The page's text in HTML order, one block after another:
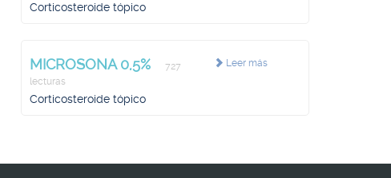
Corticosteroide tópico
Leer más
MICROSONA 0,5%
727
lecturas
Corticosteroide tópico